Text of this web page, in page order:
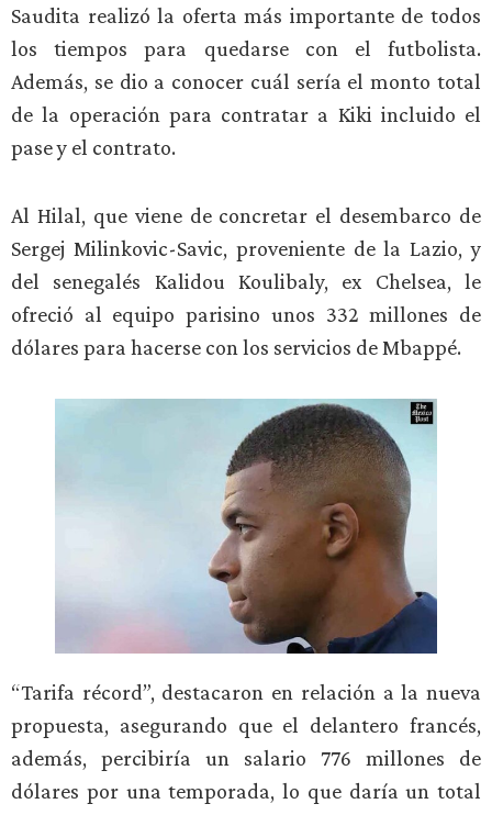
Saudita realizó la oferta más importante de todos
los tiempos para quedarse con el futbolista.
Además, se dio a conocer cuál sería el monto total
de la operación para contratar a Kiki incluido el
pase y el contrato.
Al Hilal, que viene de concretar el desembarco de
Sergej Milinkovic-Savic, proveniente de la Lazio, y
del senegalés Kalidou Koulibaly, ex Chelsea, le
ofreció al equipo parisino unos 332 millones de
dólares para hacerse con los servicios de Mbappé.
“Tarifa récord”, destacaron en relación a la nueva
propuesta, asegurando que el delantero francés,
además, percibiría un salario 776 millones de
dólares por una temporada, lo que daría un total